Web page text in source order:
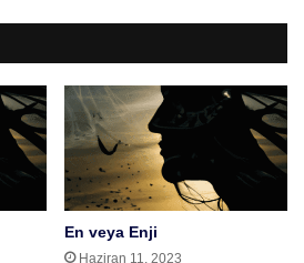
En veya Enji
Haziran 11, 2023